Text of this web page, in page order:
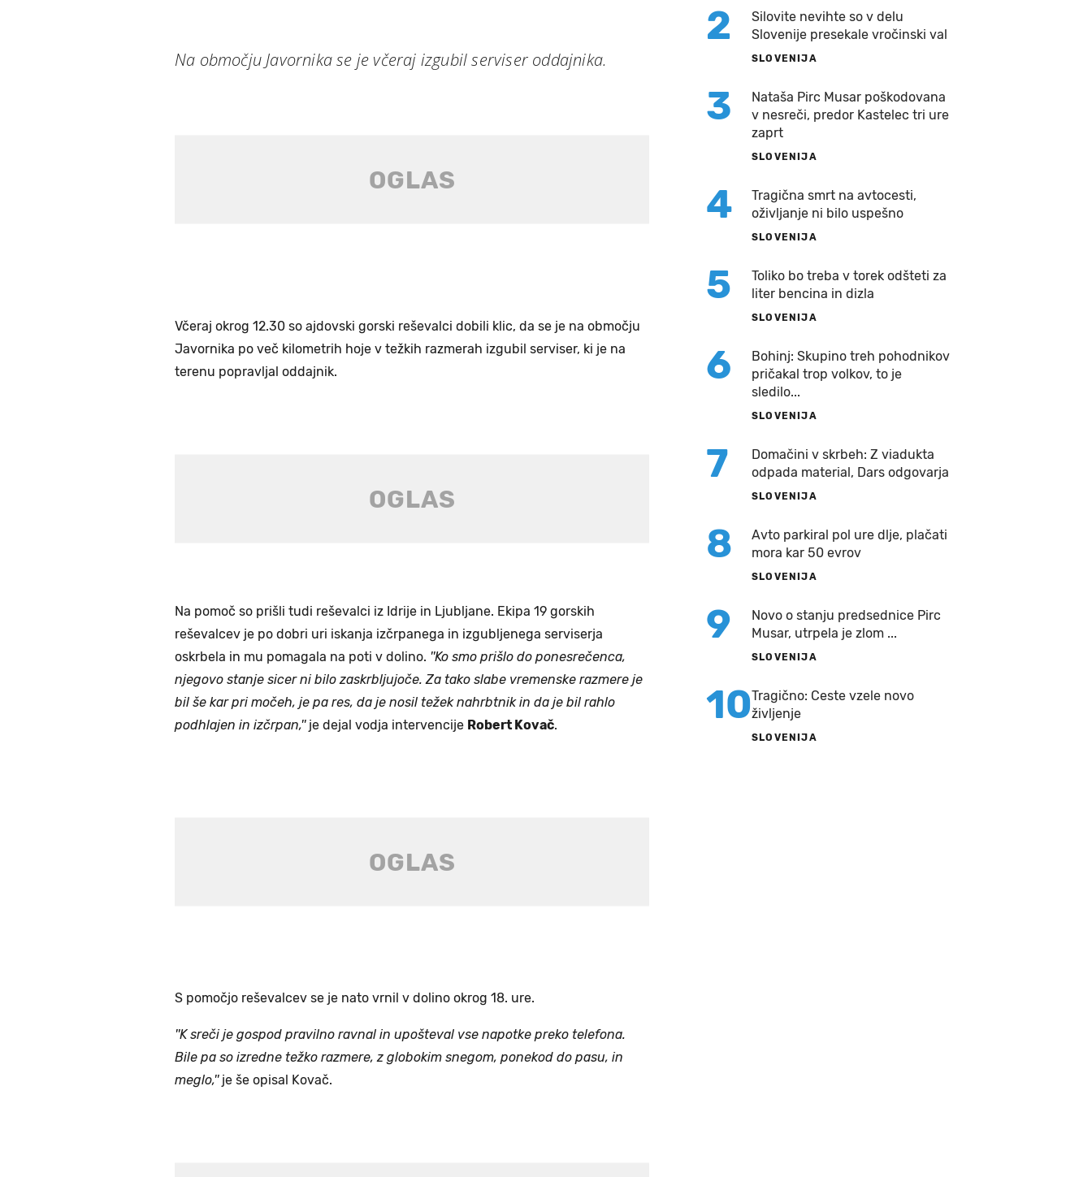
Na območju Javornika se je včeraj izgubil serviser oddajnika.
Včeraj okrog 12.30 so ajdovski gorski reševalci dobili klic, da se je na območju
Javornika po več kilometrih hoje v težkih razmerah izgubil serviser, ki je na
terenu popravljal oddajnik.
Na pomoč so prišli tudi reševalci iz Idrije in Ljubljane. Ekipa 19 gorskih
reševalcev je po dobri uri iskanja izčrpanega in izgubljenega serviserja
oskrbela in mu pomagala na poti v dolino. ''Ko smo prišlo do ponesrečenca,
njegovo stanje sicer ni bilo zaskrbljujoče. Za tako slabe vremenske razmere je
bil še kar pri močeh, je pa res, da je nosil težek nahrbtnik in da je bil rahlo
podhlajen in izčrpan,'' je dejal vodja intervencije Robert Kovač.
S pomočjo reševalcev se je nato vrnil v dolino okrog 18. ure.
''K sreči je gospod pravilno ravnal in upošteval vse napotke preko telefona.
Bile pa so izredne težko razmere, z globokim snegom, ponekod do pasu, in
meglo,'' je še opisal Kovač.
2
Silovite nevihte so v delu
Slovenije presekale vročinski val
SLOVENIJA
3
Nataša Pirc Musar poškodovana
v nesreči, predor Kastelec tri ure
zaprt
SLOVENIJA
4
Tragična smrt na avtocesti,
oživljanje ni bilo uspešno
SLOVENIJA
5
Toliko bo treba v torek odšteti za
liter bencina in dizla
SLOVENIJA
6
Bohinj: Skupino treh pohodnikov
pričakal trop volkov, to je
sledilo...
SLOVENIJA
7
Domačini v skrbeh: Z viadukta
odpada material, Dars odgovarja
SLOVENIJA
8
Avto parkiral pol ure dlje, plačati
mora kar 50 evrov
SLOVENIJA
9
Novo o stanju predsednice Pirc
Musar, utrpela je zlom ...
SLOVENIJA
10Tragično: Ceste vzele novo
življenje
SLOVENIJA